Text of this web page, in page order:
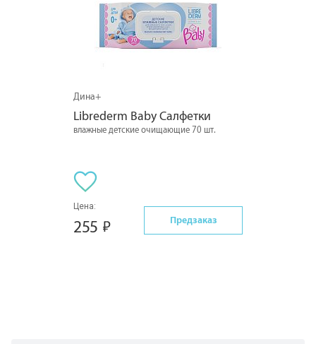
Дина+
Librederm Baby Салфетки
влажные детские очищающие 70 шт.
Цена:
255 Предзаказ